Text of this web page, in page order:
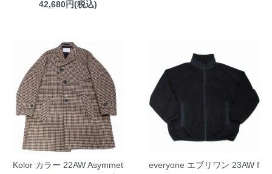
42,680円(税込)
Kolor カラー 22AW Asymmet
everyone エブリワン 23AW f